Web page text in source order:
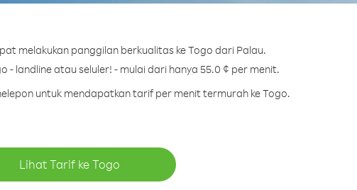
melakukan panggilan berkualitas ke Togo dari Palau.
- landline atau seluler! - mulai dari hanya 55.0 ¢ per menit.
untuk mendapatkan tarif per menit termurah ke Togo.
Lihat Tarif ke Togo